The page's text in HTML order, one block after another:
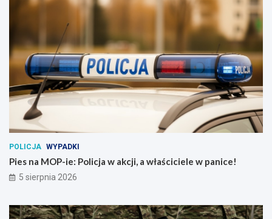
POLICJA WYPADKI
Pies na MOP-ie: Policja w akcji, a właściciele w panice!
5 sierpnia 2026